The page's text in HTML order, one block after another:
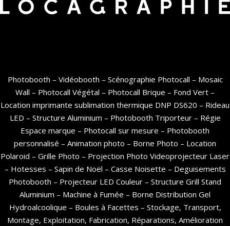
Photobooth – Vidéobooth – Scénographie Photocall – Mosaic
Wall – Photocall Végétal – Photocall Brique – Fond Vert –
Location imprimante sublimation thermique DNP DS620 – Rideau
LED – Structure Aluminium – Photobooth Triporteur – Régie
Espace marque – Photocall sur mesure – Photobooth
personnalisé – Animation photo – Borne Photo – Location
Polaroid – Grille Photo – Projection Photo Videoprojecteur Laser
– Hotesses – Sapin de Noël – Casse Noisette – Deguisements
Photobooth – Projecteur LED Couleur – Structure Grill Stand
Aluminium – Machine à Fumée – Borne Distribution Gel
Hydroalcoolique – Boules à Facettes – Stockage, Transport,
Montage, Exploitation, Fabrication, Réparations, Amélioration